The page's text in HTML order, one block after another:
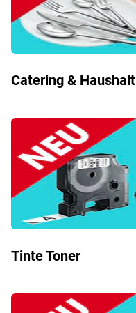
Catering & Haushalt
Tinte Toner